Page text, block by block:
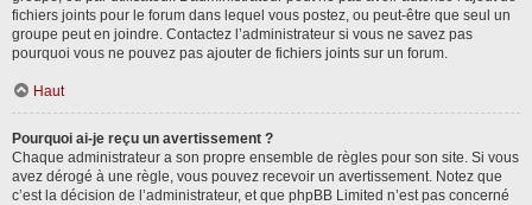
fichiers joints pour le forum dans lequel vous postez, ou peut-être que seul un
groupe peut en joindre. Contactez l’administrateur si vous ne savez pas
pourquoi vous ne pouvez pas ajouter de fichiers joints sur un forum.
Haut
Pourquoi ai-je reçu un avertissement ?
Chaque administrateur a son propre ensemble de règles pour son site. Si vous
avez dérogé à une règle, vous pouvez recevoir un avertissement. Notez que
c’est la décision de l’administrateur, et que phpBB Limited n’est pas concerné